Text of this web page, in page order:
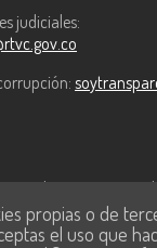
judiciales:
con recursos
y las
propias o de
el uso que